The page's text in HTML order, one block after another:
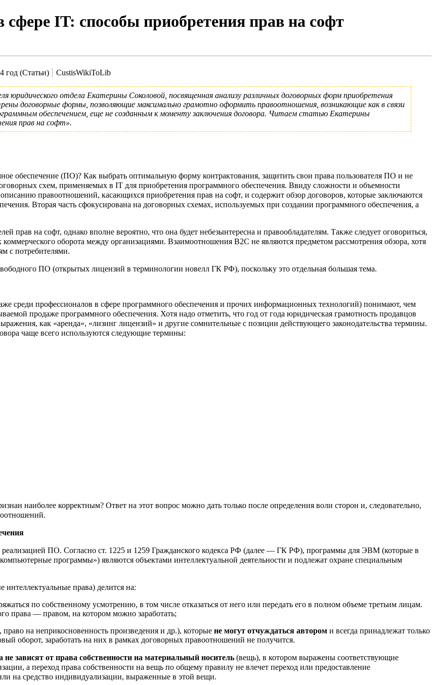
IT: способы приобретения прав на софт
год (Статьи) CustisWikiToLib
юридического отдела Екатерины Соколовой, посвященная анализу различных договорных форм приобретения
договорные формы, позволяющие максимально грамотно оформить правоотношения, возникающие как в связи
обеспечением, еще не созданным к моменту заключения договора. Читаем статью Екатерины
прав на софт».
обеспечение (ПО)? Как выбрать оптимальную форму контрактования, защитить свои права пользователя ПО и не
схем, применяемых в IT для приобретения программного обеспечения. Ввиду сложности и объемности
правоотношений, касающихся приобретения прав на софт, и содержит обзор договоров, которые заключаются
Вторая часть сфокусирована на договорных схемах, используемых при создании программного обеспечения, а
прав на софт, однако вполне вероятно, что она будет небезынтересна и правообладателям. Также следует оговориться,
оборота между организациями. Взаимоотношения B2C не являются предметом рассмотрения обзора, хотя
с потребителями.
ПО (открытых лицензий в терминологии новелл ГК РФ), поскольку это отдельная большая тема.
среди профессионалов в сфере программного обеспечения и прочих информационных технологий) понимают, чем
продаже программного обеспечения. Хотя надо отметить, что год от года юридическая грамотность продавцов
как «аренда», «лизинг лицензий» и другие сомнительные с позиции действующего законодательства термины.
чаще всего используются следующие термины:
наиболее корректным? Ответ на этот вопрос можно дать только после определения воли сторон и, следовательно,
ПО. Согласно ст. 1225 и 1259 Гражданского кодекса РФ (далее — ГК РФ), программы для ЭВМ (которые в
программы») являются объектами интеллектуальной деятельности и подлежат охране специальным
интеллектуальные права) делится на:
по собственному усмотрению, в том числе отказаться от него или передать его в полном объеме третьим лицам.
права — правом, на котором можно заработать;
на неприкосновенность произведения и др.), которые не могут отчуждаться автором и всегда принадлежат только
оборот, заработать на них в рамках договорных правоотношений не получится.
зависят от права собственности на материальный носитель (вещь), в котором выражены соответствующие
а переход права собственности на вещь по общему правилу не влечет переход или предоставление
на средство индивидуализации, выраженные в этой вещи.